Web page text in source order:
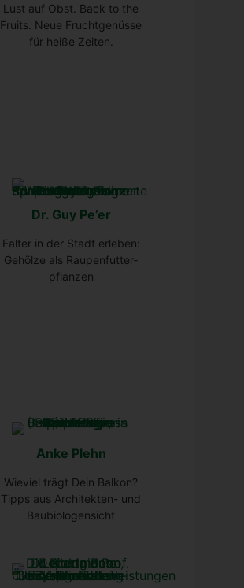
Lust auf Obst. Back to the
Fruits. Neue Frucht­ge­nüs­se
für hei­ße Zei­ten.
Dr. Guy Pe’er
Fal­ter in der Stadt erle­ben:
Gehöl­ze als Rau­pen­fut­ter­
pflan­zen
Anke Plehn
Wie­viel trägt Dein Bal­kon?
Tipps aus Archi­tek­ten- und
Bau­bio­lo­gen­sicht